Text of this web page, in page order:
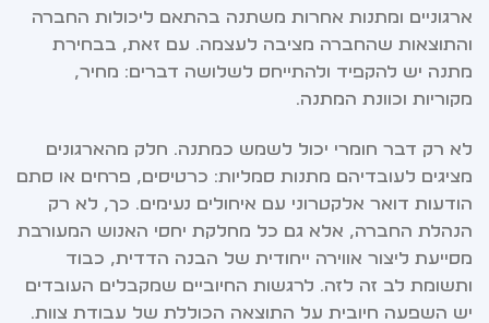
ארגוניים ומתנות אחרות משתנה בהתאם ליכולות החברה
והתוצאות שהחברה מציבה לעצמה. עם זאת, בבחירת
מתנה יש להקפיד ולהתייחס לשלושה דברים: מחיר,
מקוריות וכוונת המתנה.
לא רק דבר חומרי יכול לשמש כמתנה. חלק מהארגונים
מציגים לעובדיהם מתנות סמליות: כרטיסים, פרחים או סתם
הודעות דואר אלקטרוני עם איחולים נעימים. כך, לא רק
הנהלת החברה, אלא גם כל מחלקת יחסי האנוש המעורבת
מסייעת ליצור אווירה ייחודית של הבנה הדדית, כבוד
ותשומת לב זה לזה. לרגשות החיוביים שמקבלים העובדים
יש השפעה חיובית על התוצאה הכוללת של עבודת צוות.